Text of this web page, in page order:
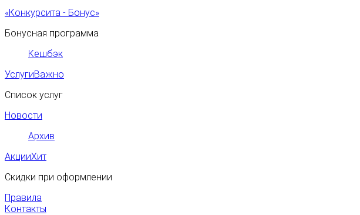
«Конкурсита - Бонус»
Бонусная программа
Кешбэк
УслугиВажно
Список услуг
Новости
Архив
АкцииХит
Скидки при оформлении
Правила
Контакты